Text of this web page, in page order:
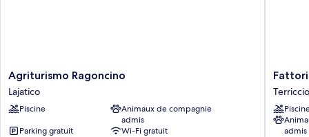
Agriturismo
Ragoncino
Lajatico
Agriturismo Ragoncino
Lajatico
Piscine
Animaux de compagnie
admis
Parking gratuit
Wi-Fi gratuit
Fattoria
Fibbiano
admis